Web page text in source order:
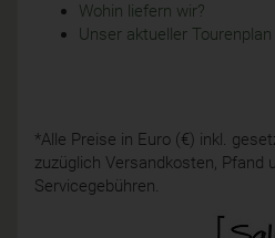
Wohin liefern wir?
Unser aktueller Tourenplan
*Alle Preise in Euro (€) inkl.
zuzüglich Versandkosten, Pfand
Servicegebühren.